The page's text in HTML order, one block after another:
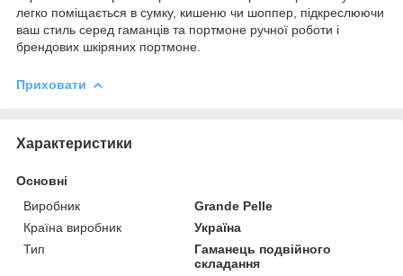
легко поміщається в сумку, кишеню чи шоппер, підкреслюючи
ваш стиль серед гаманців та портмоне ручної роботи і
брендових шкіряних портмоне.
Приховати
Характеристики
Основні
Виробник
Grande Pelle
Країна виробник
Україна
Тип
Гаманець подвійного
складання